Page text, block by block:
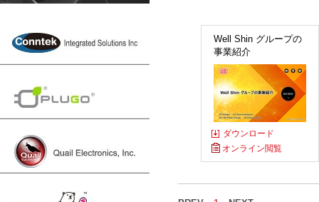
Well Shin グループの
事業紹介
ダウンロード
オンライン閲覧